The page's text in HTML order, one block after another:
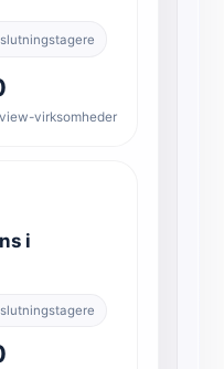
virksomheder
i